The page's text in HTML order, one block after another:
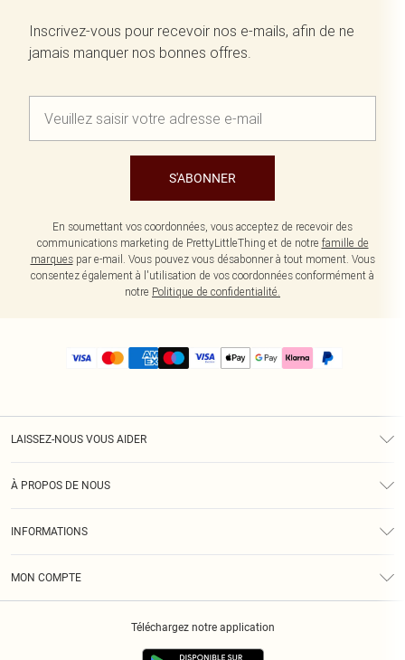
Inscrivez-vous pour recevoir nos e-mails, afin de ne
jamais manquer nos bonnes offres.
S'ABONNER
En soumettant vos coordonnées, vous acceptez de recevoir des
communications marketing de PrettyLittleThing et de notre famille de
marquespar e-mail. Vous pouvez vous désabonner à tout moment. Vous
consentez également à l'utilisation de vos coordonnées conformément à
notre Politique de confidentialité.
LAISSEZ-NOUS VOUS AIDER
À PROPOS DE NOUS
INFORMATIONS
MON COMPTE
Téléchargez notre application